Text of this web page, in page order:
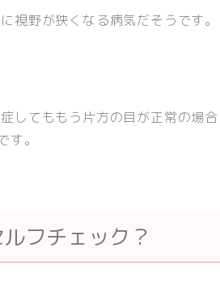
視野が狭くなる病気だそうです。
してももう片方の目が正常の場
。
フチェック？